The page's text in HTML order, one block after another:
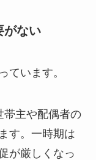
がない
ています。
帯主や配偶者の
す。一時期は
が厳しくなっ